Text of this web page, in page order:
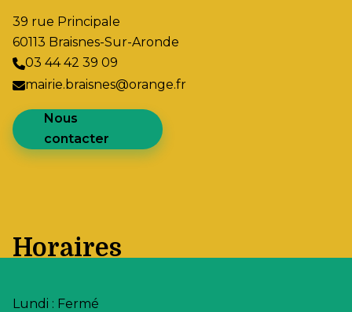
39 rue Principale
60113 Braisnes-Sur-Aronde
03 44 42 39 09
mairie.braisnes@orange.fr
Nous
contacter
Horaires
Lundi : Fermé